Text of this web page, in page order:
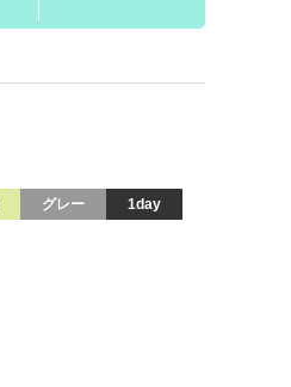
グレー
1day